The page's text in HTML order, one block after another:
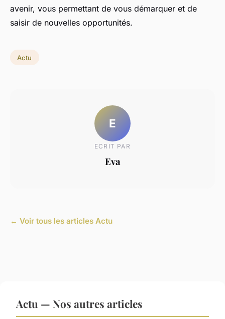
avenir, vous permettant de vous démarquer et de
saisir de nouvelles opportunités.
Actu
E
ECRIT PAR
Eva
← Voir tous les articles Actu
Actu — Nos autres articles